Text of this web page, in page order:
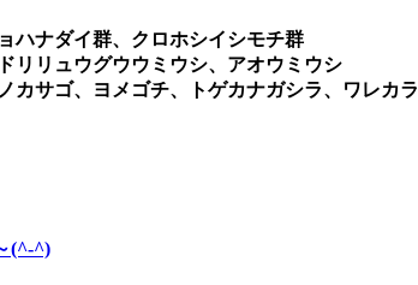
ハナダイ群、クロホシイシモチ群
リリュウグウウミウシ、アオウミウシ
カサゴ、ヨメゴチ、トゲカナガシラ、ワレカラ